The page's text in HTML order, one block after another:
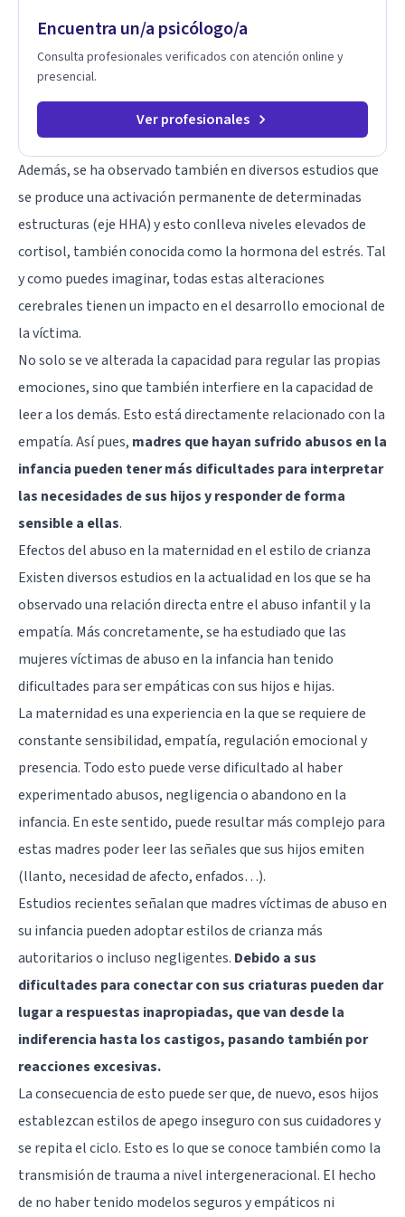
Encuentra un/a psicólogo/a
Consulta profesionales verificados con atención online y
presencial.
Ver profesionales
Además, se ha observado también en diversos estudios que
se produce una activación permanente de determinadas
estructuras (eje HHA) y esto conlleva niveles elevados de
cortisol, también conocida como la hormona del estrés. Tal
y como puedes imaginar, todas estas alteraciones
cerebrales tienen un impacto en el desarrollo emocional de
la víctima.
No solo se ve alterada la capacidad para regular las propias
emociones, sino que también interfiere en la capacidad de
leer a los demás. Esto está directamente relacionado con la
empatía. Así pues, madres que hayan sufrido abusos en la
infancia pueden tener más dificultades para interpretar
las necesidades de sus hijos y responder de forma
sensible a ellas.
Efectos del abuso en la maternidad en el estilo de crianza
Existen diversos estudios en la actualidad en los que se ha
observado una relación directa entre el abuso infantil y la
empatía. Más concretamente, se ha estudiado que las
mujeres víctimas de abuso en la infancia han tenido
dificultades para ser empáticas con sus hijos e hijas.
La maternidad es una experiencia en la que se requiere de
constante sensibilidad, empatía, regulación emocional y
presencia. Todo esto puede verse dificultado al haber
experimentado abusos, negligencia o abandono en la
infancia. En este sentido, puede resultar más complejo para
estas madres poder leer las señales que sus hijos emiten
(llanto, necesidad de afecto, enfados…).
Estudios recientes señalan que madres víctimas de abuso en
su infancia pueden adoptar estilos de crianza más
autoritarios o incluso negligentes. Debido a sus
dificultades para conectar con sus criaturas pueden dar
lugar a respuestas inapropiadas, que van desde la
indiferencia hasta los castigos, pasando también por
reacciones excesivas.
La consecuencia de esto puede ser que, de nuevo, esos hijos
establezcan estilos de apego inseguro con sus cuidadores y
se repita el ciclo. Esto es lo que se conoce también como la
transmisión de trauma a nivel intergeneracional. El hecho
de no haber tenido modelos seguros y empáticos ni